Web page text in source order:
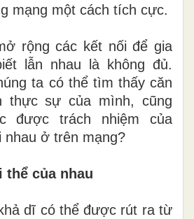
mạng một cách tích cực.
rộng các kết nối để gia
lẫn nhau là không đủ.
ta có thể tìm thấy căn
thực sự của mình, cũng
được trách nhiệm của
nhau ở trên mạng?
thể của nhau
dĩ có thể được rút ra từ